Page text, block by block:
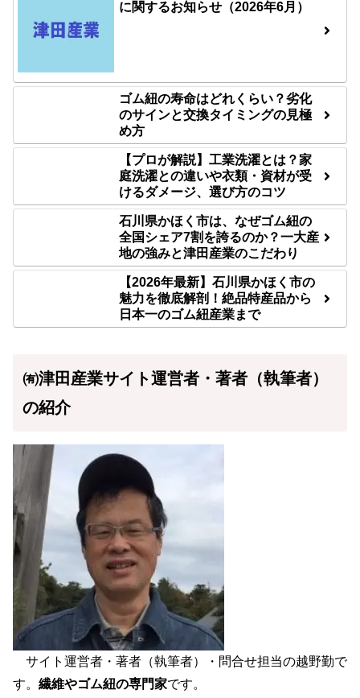
に関するお知らせ（2026年6月）
ゴム紐の寿命はどれくらい？劣化
のサインと交換タイミングの見極
め方
【プロが解説】工業洗濯とは？家
庭洗濯との違いや衣類・資材が受
けるダメージ、選び方のコツ
石川県かほく市は、なぜゴム紐の
全国シェア7割を誇るのか？一大産
地の強みと津田産業のこだわり
【2026年最新】石川県かほく市の
魅力を徹底解剖！絶品特産品から
日本一のゴム紐産業まで
㈲津田産業サイト運営者・著者（執筆者）
の紹介
サイト運営者・著者（執筆者）・問合せ担当の越野勤で
す。 繊維やゴム紐の専門家です。